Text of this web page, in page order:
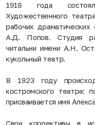
1918 года
Художественного
рабочих
А.Д. Попов. Студия
читальни имени А.Н.
кукольный театр.
В 1923 году
костромского театра:
присваивается имя
Свои коррективы в